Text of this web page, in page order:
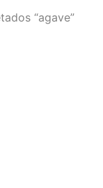
“agave”